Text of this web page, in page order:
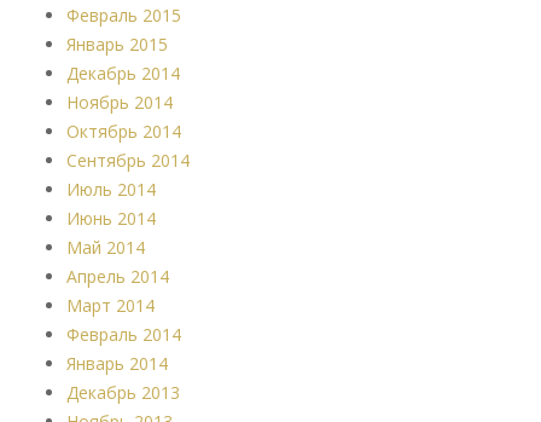
Февраль 2015
Январь 2015
Декабрь 2014
Ноябрь 2014
Октябрь 2014
Сентябрь 2014
Июль 2014
Июнь 2014
Май 2014
Апрель 2014
Март 2014
Февраль 2014
Январь 2014
Декабрь 2013